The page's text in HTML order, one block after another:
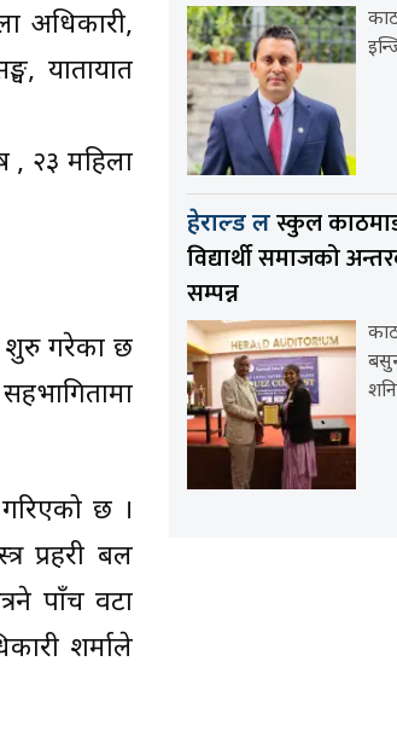
अधिकारी,
यातायात
, २३ महिला
शुरु गरेका छ
छ ।
प्रहरी बल
पाँच वटा
शर्माले
हेराल्ड लस्कुल
विद्यार्थी समाजको
सम्पन्न